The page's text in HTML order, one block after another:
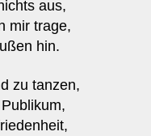
aus,
mir trage,
hin.
zu tanzen,